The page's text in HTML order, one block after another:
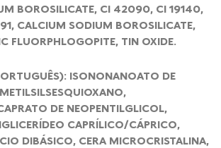
BOROSILICATE, CI 42090, CI 19140,
CALCIUM SODIUM BOROSILICATE,
FLUORPHLOGOPITE, TIN OXIDE.
ISONONANOATO DE
DE NEOPENTILGLICOL,
CAPRÍLICO/CÁPRICO,
DIBÁSICO, CERA MICROCRISTALINA,